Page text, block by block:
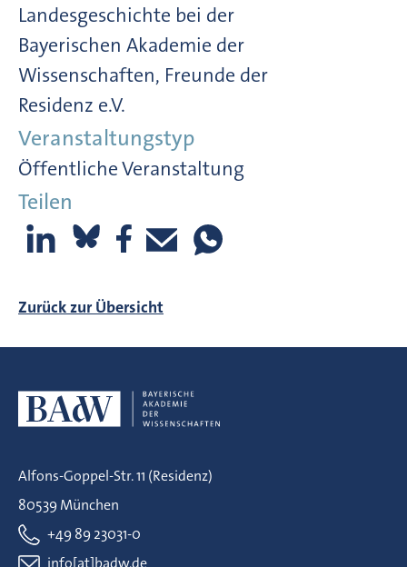
Landesgeschichte bei der
Bayerischen Akademie der
Wissenschaften, Freunde der
Residenz e.V.
Veranstaltungstyp
Öffentliche Veranstaltung
Teilen
Zurück zur Übersicht
Alfons-Goppel-Str. 11 (Residenz)
80539 München
+49 89 23031-0
info[at]badw.de